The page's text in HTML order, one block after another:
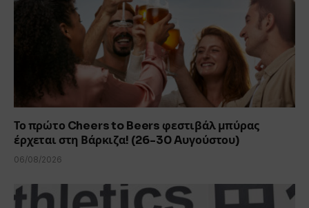
Το πρώτο Cheers to Beers φεστιβάλ μπύρας
έρχεται στη Βάρκιζα! (26-30 Aυγούστου)
06/08/2026